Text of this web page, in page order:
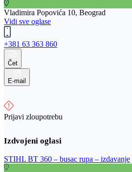
Vladimira Popovića 10, Beograd
Vidi sve oglase
+381 63 363 860
Čet
E-mail
Prijavi zloupotrebu
STIHL BT 360 – busac rupa – izdavanje